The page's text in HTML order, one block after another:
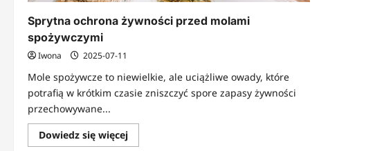
Sprytna ochrona żywności przed molami
spożywczymi
Iwona 2025-07-11
Mole spożywcze to niewielkie, ale uciążliwe owady, które
potrafią w krótkim czasie zniszczyć spore zapasy żywności
przechowywane...
Dowiedz się więcejDowiedz
się